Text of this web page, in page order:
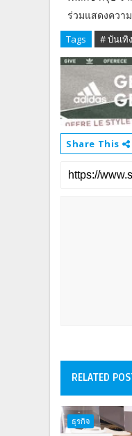
ร่วมแสดงคว
Tags # บันเทิง
Share This
RELATED
ธุรกิจ